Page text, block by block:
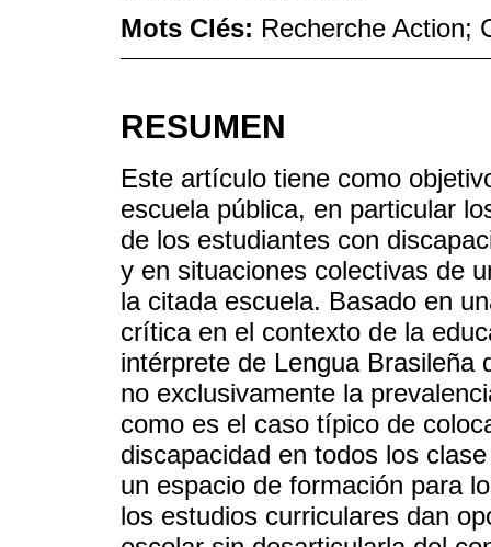
Mots Clés: Recherche Action;
RESUMEN
Este artículo tiene como
escuela pública, en particular
de los estudiantes con
y en situaciones colectivas de
la citada escuela. Basado en
crítica en el contexto de la
intérprete de Lengua Brasileña
no exclusivamente la
como es el caso típico de
discapacidad en todos los
un espacio de formación para
los estudios curriculares dan